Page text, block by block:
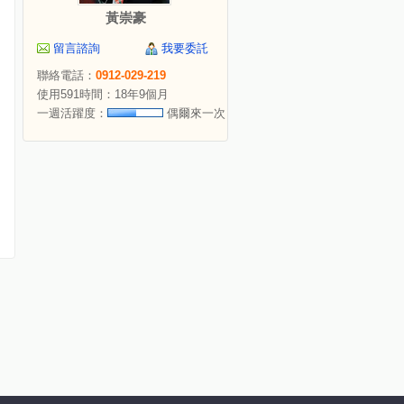
黃崇豪
留言諮詢
我要委託
聯絡電話： 0912-029-219
使用591時間：18年9個月
一週活躍度：
偶爾來一次